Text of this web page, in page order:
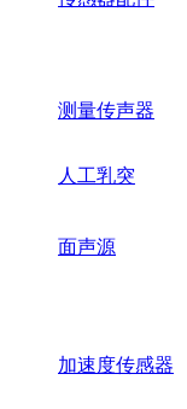
测量传声器
人工乳突
面声源
加速度传感器